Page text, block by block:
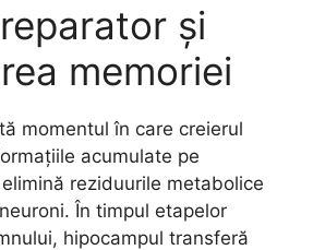
și
memoriei
momentul în care creierul
acumulate pe
reziduurile metabolice
În timpul etapelor
hipocampul transferă